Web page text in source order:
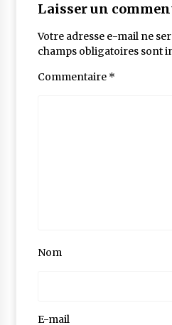
Laisser un
Votre adresse e-mail ne
champs obligatoires sont
Commentaire *
Nom
E-mail